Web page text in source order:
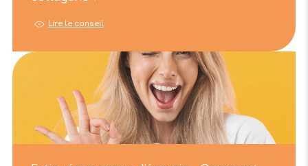
Lire le conseil